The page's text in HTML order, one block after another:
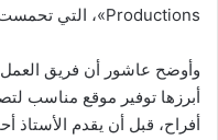
Productions»، التي تحمست لإنتاج العمل منذ اللحظات الأولى.
وأوضح عاشور أن فريق العمل
أبرزها توفير موقع مناسب
أفراح، قبل أن يقدم الأستاذ